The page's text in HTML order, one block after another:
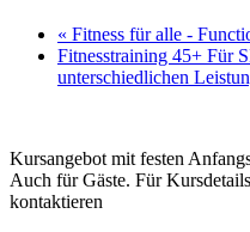
« Fitness für alle -
Fitnesstraining 45+ Für
unterschiedlichen
Kursangebot mit festen
Auch für Gäste. Für
kontaktieren